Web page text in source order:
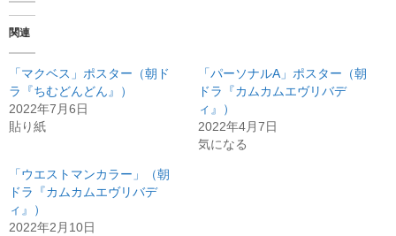
関連
「マクベス」ポスター（朝ド
ラ『ちむどんどん』）
2022年7月6日
貼り紙
「パーソナルA」ポスター（朝
ドラ『カムカムエヴリバデ
ィ』）
2022年4月7日
気になる
「ウエストマンカラー」（朝
ドラ『カムカムエヴリバデ
ィ』）
2022年2月10日